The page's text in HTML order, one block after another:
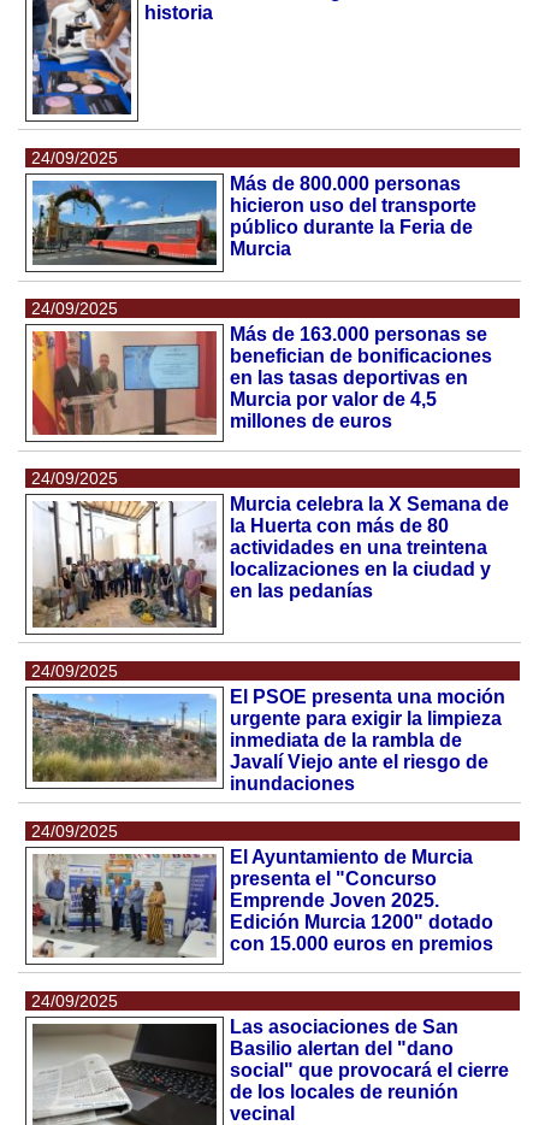
historia
24/09/2025
Más de 800.000 personas
hicieron uso del transporte
público durante la Feria de
Murcia
24/09/2025
Más de 163.000 personas se
benefician de bonificaciones
en las tasas deportivas en
Murcia por valor de 4,5
millones de euros
24/09/2025
Murcia celebra la X Semana de
la Huerta con más de 80
actividades en una treintena
localizaciones en la ciudad y
en las pedanías
24/09/2025
El PSOE presenta una moción
urgente para exigir la limpieza
inmediata de la rambla de
Javalí Viejo ante el riesgo de
inundaciones
24/09/2025
El Ayuntamiento de Murcia
presenta el "Concurso
Emprende Joven 2025.
Edición Murcia 1200" dotado
con 15.000 euros en premios
24/09/2025
Las asociaciones de San
Basilio alertan del "dano
social" que provocará el cierre
de los locales de reunión
vecinal